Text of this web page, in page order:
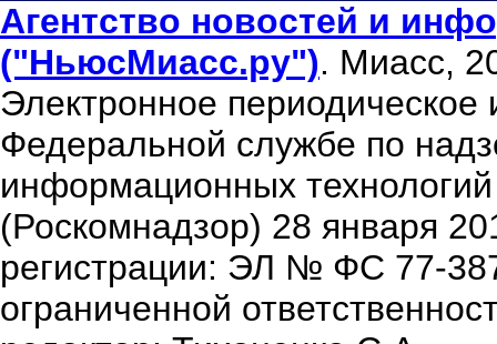
Агентство новостей и
("НьюсМиасс.ру"). Миасс,
Электронное периодическое
Федеральной службе по
информационных
(Роскомнадзор) 28 января
регистрации: ЭЛ № ФС 77-
ограниченной